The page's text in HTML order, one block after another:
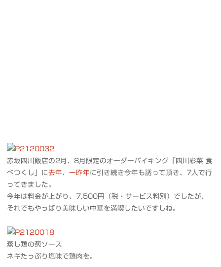
赤坂四川飯店の2月、8月限定のオーダーバイキング「四川彩菜 食
べつくし」に去年、 一昨年に引き続き今年も誘って頂き、7人で行
ってきました。
今年は料金が上がり、7,500円（税・サービス料別）でしたが、
それでもやっぱり美味しい中華を満喫したいですしね。
蒸し鶏の葱ソース
ネギたっぷり塩味で鶏肉を。